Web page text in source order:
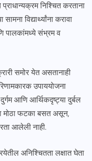
निश्चित करताना
विद्यार्थ्यांना करावा
पालकांमध्ये संभ्रम व
समोर येत असतानाही
उपाययोजना
आणि आर्थिकदृष्ट्या दुर्बल
मोठा फटका बसत असून,
आलेली नाही.
अनिश्चितता लक्षात घेता